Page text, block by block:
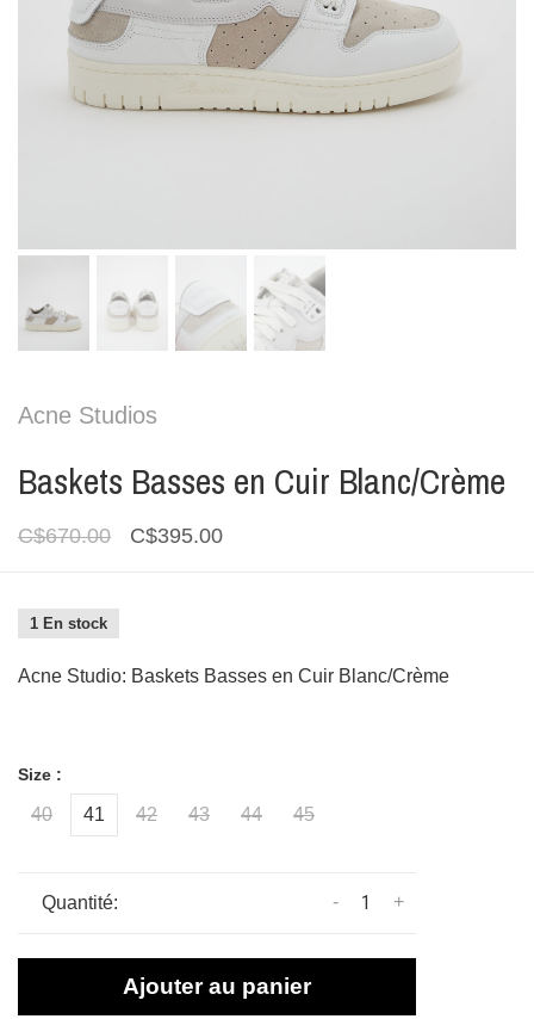
Acne Studios
Baskets Basses en Cuir Blanc/Crème
C$670.00 C$395.00
1 En stock
Acne Studio: Baskets Basses en Cuir Blanc/Crème
Size :
40 41 42 43 44 45
Quantité: +
-
Ajouter au panier